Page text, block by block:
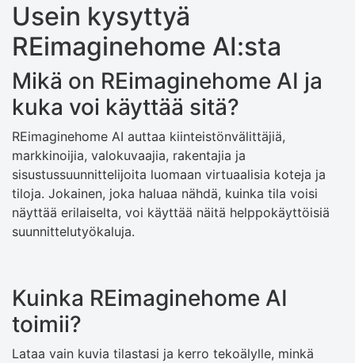
Usein kysyttyä
REimaginehome AI:sta
Mikä on REimaginehome AI ja
kuka voi käyttää sitä?
REimaginehome AI auttaa kiinteistönvälittäjiä,
markkinoijia, valokuvaajia, rakentajia ja
sisustussuunnittelijoita luomaan virtuaalisia koteja ja
tiloja. Jokainen, joka haluaa nähdä, kuinka tila voisi
näyttää erilaiselta, voi käyttää näitä helppokäyttöisiä
suunnittelutyökaluja.
Kuinka REimaginehome AI
toimii?
Lataa vain kuvia tilastasi ja kerro tekoälylle, minkä